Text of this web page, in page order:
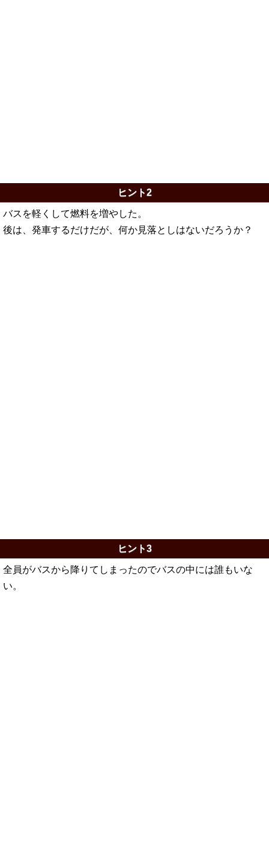
ヒント2
バスを軽くして燃料を増やした。
後は、発車するだけだが、何か見落としはないだろうか？
ヒント3
全員がバスから降りてしまったのでバスの中には誰もいな
い。